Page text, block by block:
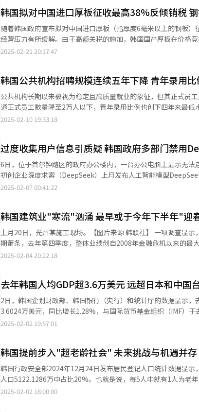
缓（Chasm）带来的挑战。 LG新能源设立五大展示区，涵盖Hero电池解决方案、EV电池、非EV电池、未来技术和
可持续发展等领域。其中，最新推出的46系列圆柱形电池能量密
之一。 LG新能源展示的46系列圆柱形电池。【摄影 记者 崔锦宁】 三星SDI则展出了搭载高性能电池的机器人和自动
驾驶汽车，并首次发布46mm直径的圆柱形电池系列。同时，三
磷酸铁锂（LFP）电池，以及一项专注于电池安全性的热扩散防
On在展会上展示了三种主要电池形态（软包、方形、圆柱形），
与SK Enmove合作开发的电动车浸没式冷却技术，以及独家研
取代传统BMS电缆，不仅提高冷却液流通性，还能降低泄漏风险。 POSCO Future M在展会上呈现了覆盖原材料—材
料—回收的完整供应链，并展示了最新的正极和负极材料技术。
车发电，所产生的电量将换算后捐赠给POSCO 1%公益基金。 韩国产业通商资源部长官安德根（右三）在POSCO
材料（LPF），这项技术可直接从定制金属原料烧结生成正极材
废水排放和碳排放，具备更高的环保价值。 此外，EcoPro在展会上详细介绍了其印尼一体化正极材料工厂的竞争
力，计划在印尼苏拉威西省建设从冶炼—前驱体—正极材料的一
EcoPro CNG与EcoPro Innovation，以进一步优化废旧电池金属提取
（Korea Zinc）在本次展会重点展示其二次电池全产业链布局，
国产业通商资源部长官安德根表示，政府将采取多项措施，包括
来将储能系统（ESS）市场规模扩大至现有的15倍，以促进电池
的生产，特别是在负极材料等关键领域，将提供财政、税收和基
InterBattery 2025不仅展示了全球电池行业的最新技术与趋势，
营经济等国家战略。去年底召开的中共中央经济工作会议上确定
政政策，以及降低存款准备金等货币宽松政策为基本方向，但未
码”财政刺激政策。 今年两会前夕，由中国自主研发的低成本人工智能（AI）大模型DeepSeek在全球掀起热潮，预
计有关AI发展的内容将成为两会热门议题。在4日举行十四届全国
回答有关AI发展相关问题时表示，DeepSeek取得的重大进展代表
公司的兴起可以看到，中国在科技发展上的创新性和包容性。 特朗普开启第二任期后，美国对华贸易不断施压，就在
两会开幕当天，美国宣布以芬太尼为由对所有中国输美商品进一
10日起对原产于美国的鸡肉、小麦、玉米、棉花等商品加征15%的关税。 因此有观测认为，在中美贸
背景下，应对外部压力成为两会的重要议题。在两会期间举行的
易争端升级将成为重中之重。
（TOPIK）三级以上，并具有至少两年相关工作经验或持有硕士
或硕博学历的技术人才，将大幅提高录取机会。 与此同时，韩国半导体企业正加大人才招募力度，以应对行业人力资
源短缺的困境。随着AI产业迎来黄金发展期，高带宽存储器（
局面，特别是引领高端技术创新的“超级人才”更是稀缺。 韩国业界对人才争夺的紧迫感还源于美国和中国在AI领域
的激烈竞争。这两国正通过庞大的资源投入，吸引全球顶级科技
部分半导体技术领域已被中国超越。例如，在“高集成化低功耗
国的94.1%（全球排名第二）；“高性能低功耗AI芯片技术”方面
样低于中国的88.3%（全球排名第二）。此外，在“功率半导
球排名也均低于中国。 尽管面临美国的高强度贸易壁垒，中国仍在加快构建自主AI与半导体技术体系，增强国际竞争
力。2023年，全球顶级学术期刊《自然》（Nature）发布的“自
才追踪》报告，在全球排名前20%的顶级AI研究人员中，中国籍
而同期美国则从20%下降至18%。相比之下，韩国的占比始终维持在2%左右。 专家指出，中国
成长为“AI人才摇篮”，与政府的大力支持密不可分。自2016年
人才培养和引进方面投入了巨额资金，构建了全球领先的人才储备体系。 韩国科学界人士认为，韩国“软
度不足”的问题正在加剧人才短缺。韩国科学技术院（KAIST）名
0.27%。文松天指出：“政府应尽快加大对软件产业的支持力度，
能力在短时间内实现突破。” 【图片来源 路透社/韩联社】
韩国拟对中国进口厚板征收最高38%反倾销税
随着韩国政府宣布拟对中国进口厚板（指厚度6毫米以上的钢板
经营压力有所缓解。由于高额关税的施加，韩国国产厚板在价格
板，优势进一步扩大。 韩国产业通商资源部贸易委员会于20日召开第457次会议，审议并通过了包括对中国低价厚板
判定，已有充分证据表明中国厚板存在倾销行为，并对韩国国内
定，建议韩国企划财政部长官在正式调查期间，临时征收
厚板是指厚度在6毫米以上的钢板，主要用于造船和建筑行业。
404亿元），近年来，中国进口厚板大量进入韩国市场，导致本土
对钢铁产品加征关税，这一因素也可能促使中国钢铁企业将更多产品出口至韩国市场。
一进口量已增长逾三倍，创下历史最高增幅。韩国钢铁行业认为
场倾销厚板。 通常情况下，中国厚板价格比韩国国产厚板低约15%以上，因此更具价格竞争力。韩国国内钢铁企业
近年来也在一定程度上采购中国厚板，尤其是造船行业，为了降
厚板广泛用于建筑行业，包括桥梁建设、地下停车场等，中国厚板的使用范围日益扩
韩国钢铁企业的经营情况持续恶化。2024年，韩国钢铁巨头浦项
10.4%；营业利润为3144亿韩元，同比减少60.6%。 面对困境，韩国钢铁行业对政府的反倾销关税措施表示欢迎。
业内人士表示，政府的干预在一定程度上缓解了行业危机，使本土企业
厚板生产情况【图片来源 现代制铁】
2025-02-21 20:17:47
韩国公共机构招聘规模连续五年下降 青年录用
公共机构长期以来被视为稳定且高质量就业的象征，但其正式员
通正式员工数量降至2万人以下，青年录用比例也创下四年来最低水平。 根据韩国公共机构管理信息公开系
布的数据，去年339家公共机构共招聘普通正式员工1.992万人（
平。政府原计划招聘2.4万人（其中青年2万人），但由于青年录用人
出，公立医疗机构招聘大幅减少是导致整体招聘规模收缩的主要
用3228名正式员工，较前一年减少40.7%（2214人）。其中，
人）、国立庆尚大学医院（-299人）和全北大学医院（-257人）等机构的招
为，新冠疫情期间医疗人员需求激增推动了相关招聘增长，但随
共机构在招聘过程中愈发倾向于录用具备实务经验的求职者。韩
成为正式员工的概率仅为有经验者的一半。这一趋势可能进一步加剧20多岁
聘减少，但政府在青年实习岗位方面的政策取得一定成效。数据
个，较前一年（1.8196万个）增长16.7%。其中，具备有望转为
创2019年（23.8%）以来新高。 政府表示，今年公共机构的新录用正式员工目标仍定为2.4万人，与去年持平。韩国
业务的招聘能力有所提升。同时，政府将在管理评估中反映各机
中毕业生在新录用人员中的比例。 16日，在首尔瑞草区aT中心举行的“2025公共机构招聘会”上，求职者正在查看
招聘信息。【图片来源 韩联社】
2025-02-10 19:33:18
过度收集用户信息引质疑 韩国政府多部门禁用
6日，位于首尔钟路区的政府办公楼内，一台办公电脑上显示无法连接
初创企业深度求索（DeepSeek）上月发布人工智能模型
但对其安全性的质疑也不绝于耳。韩国政府外交、国防、产业、
部、国防部和产业通商资源部已从前日起对DeepSeek采取屏蔽措
导致的敏感工作信息外泄。 本月4日，行政安全部向中央政府各部门和17个广域地方自治团体发送公文，要求公务员
在工作中使用DeepSeek和ChatGPT等生成式AI工具时谨慎留意
环境部也从6日上午9时起对所有联网的电脑采取封锁DeepSeek
示，由于DeepSeek个人信息收集体系尚未明确公开，接到信息
ChatGPT按照信息部门制定的生成型AI使用规定有限制地使用，
属机构和国有企业也将采取相同措施。负责运营国家主要基建设
DeepSeek禁令。 警察厅6日起限制办公电脑访问DeepSeek，警察厅在公告中称，由于DeepSeek存在个人信息泄露
等安全忧虑，从上午7时起在安全性得到验证之前屏蔽DeepSeek
括避免输入保密行政信息等。 统一部也于当天起屏蔽DeepSeek，统一部负责人表示，根据国家情报院和行政安全部
信息通讯部也从当天起以用户个人信息泄露为由全面屏蔽
态度，教育部当天表示考虑到对学校的影响，将慎重考虑是否屏
送公告，要求在使用生成型AI时遵守国家安全事项，是否屏蔽
员谨慎使用，但尚未考虑限制访问DeepSeek。 此前韩国个人信息保护委员会向DeepSeek总部致函，确认用户个人
信息收集项目和流程，以及处理和保存方式，但目前尚未收到回函。 日前同OpenAI达成合作关系的韩国IT巨
2025-02-07 00:41:22
韩国建筑业"寒流"汹涌 最早或于今年下半年"迎
上月20日，光州某施工现场。【图片来源 韩联社】 一项调查显示，韩国建筑业整体氛围阴霾笼罩。随着建筑业的长
期萧条，去年第四季度，整体业绩创自2008年金融危机以来的
呈复苏态势，但考虑到实际工程施工总时差（实际工程所需时间
大跌幅。数据显示，自去年第一季度建筑工程总产值增加4.1%后
降，截至去年第四季度为止，已连续三季度呈下跌趋势。从工程
值分别减少11.4%和6.7%。其中，建筑工程总产值已连续三个季
后，时隔6个季度首次转降。 随着第四季度建筑业景气持续停滞，全年建筑工程总产值出现4.9%的负增长，创自
2021年（-6.7%）以来的最大跌幅。同时，去年建筑业就业者也
后，连续三个季度呈上升趋势，全年建筑订单也同比增加7.2%，
际开工及完工时间存在差异。意味着，今年的建筑工程总产值或
响。 2023年第一季度和第二季度建筑订单分别同比减少12.7%和31.4%，虽然第四季度有所增加（22.7%），但去年
第一季度再次减少15.6%。因此，专家普遍认为，在今年上半年
士表示：“虽然去年12月建筑业出现了小幅复苏的迹象，但整体
2025-02-04 20:22:18
去年韩国人均GDP超3.6万美元 远超日本和中国
2日，韩国企划财政部、韩国银行（央行）和统计厅的数据显示
3.6024万美元，同比增长1.28%，与国际货币基金组织（IMF）于去
IMF的预测，日本人均GDP为3.2859万美元，中国台湾为3.3234
出口表现良好，人均GDP一度达到3.7503万美元，但2022年又下降至3.481万美元。 此后
连续两年增长。不过，同比增长率从2023年的2.18%下降至去年的1.28%。 去年韩国人均GDP增长
增长带动，去年实际GDP增长率为5.9%，是自2021年（7.9%）以来的最高水平。 韩国政府
改善和物价上涨等因素影响，韩国经济持续增长。此外，韩国总人口增幅
元兑美元汇率同比上涨了58.57韩元，成为大幅降低人均GDP的主
2025-02-02 19:57:01
韩国提前步入"超老龄社会" 未来挑战与机遇并存
韩国行政安全部2024年12月24日发布居民登记人口统计数据显
人口5122.1286万中占比20%。也就是说，每5人中就有1人为老年人
（UN）把老龄化社会分为三个阶段，65岁以上人口占比达到
2025-02-02 18:00:00